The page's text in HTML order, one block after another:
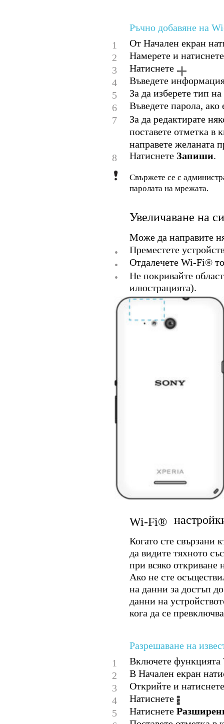
Ръчно добавяне на
1
От Начален екран
2
Намерете и
3
Натиснете .
4
Въведете
5
За да изберете тип
6
Въведете парола, ако
7
За да редактирате
поставете отметка в
направете желаната
8
Натиснете Запиши.
Свържете се с
паролата на мрежата.
Увеличаване на
Може да направите
•
Преместете
•
Отдалечете Wi-Fi®
•
Не покривайте
илюстрацията).
Wi-Fi®
Когато сте
да видите тяхното
при всяко
Ако не сте
на данни за достъп
данни на
кога да се
Разрешаване на
1
Включете функцията
2
В Начален екран
3
Открийте и
4
Натиснете .
5
Натиснете